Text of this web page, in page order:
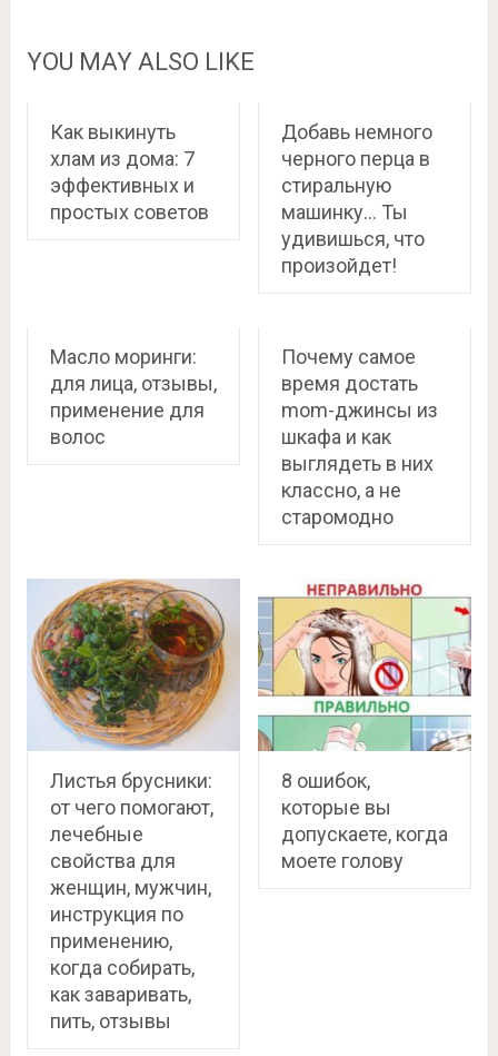
YOU MAY ALSO LIKE
Как выкинуть
хлам из дома: 7
эффективных и
простых советов
Добавь немного
черного перца в
стиральную
машинку… Ты
удивишься, что
произойдет!
Масло моринги:
для лица, отзывы,
применение для
волос
Почему самое
время достать
mom-джинсы из
шкафа и как
выглядеть в них
классно, а не
старомодно
Листья брусники:
от чего помогают,
лечебные
свойства для
женщин, мужчин,
инструкция по
применению,
когда собирать,
как заваривать,
пить, отзывы
8 ошибок,
которые вы
допускаете, когда
моете голову